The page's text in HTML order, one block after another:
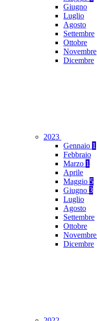
Giugno
Luglio
Agosto
Settembre
Ottobre
Novembre
Dicembre
2023
Gennaio 1
Febbraio
Marzo 1
Aprile
Maggio 5
Giugno 3
Luglio
Agosto
Settembre
Ottobre
Novembre
Dicembre